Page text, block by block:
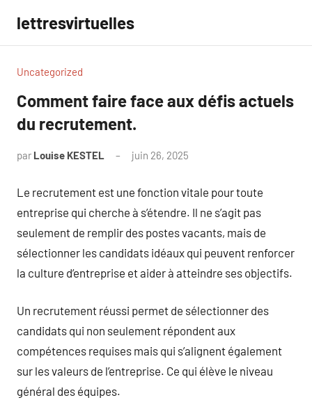
contenu
lettresvirtuelles
Uncategorized
Comment faire face aux défis actuels
du recrutement.
par Louise KESTEL juin 26, 2025
Le recrutement est une fonction vitale pour toute
entreprise qui cherche à s’étendre. Il ne s’agit pas
seulement de remplir des postes vacants, mais de
sélectionner les candidats idéaux qui peuvent renforcer
la culture d’entreprise et aider à atteindre ses objectifs.
Un recrutement réussi permet de sélectionner des
candidats qui non seulement répondent aux
compétences requises mais qui s’alignent également
sur les valeurs de l’entreprise. Ce qui élève le niveau
général des équipes.